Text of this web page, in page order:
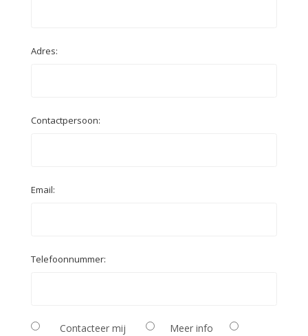
Adres:
Contactpersoon:
Email:
Telefoonnummer:
Contacteer mij Meer info